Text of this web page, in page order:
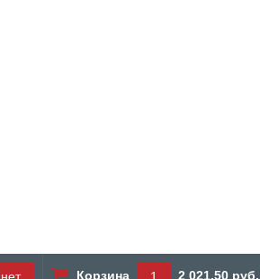
Корзина 2 021.50 руб.